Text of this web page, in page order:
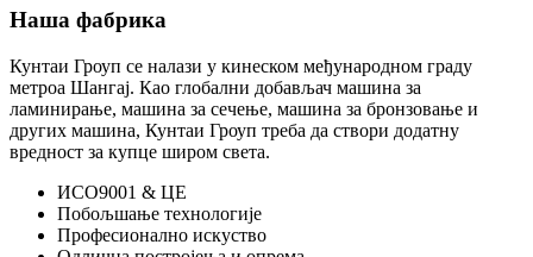
Наша фабрика
Кунтаи Гроуп се налази у кинеском међународном граду
метроа Шангај. Као глобални добављач машина за
ламинирање, машина за сечење, машина за бронзовање и
других машина, Кунтаи Гроуп треба да створи додатну
вредност за купце широм света.
ИСО9001 & ЦЕ
Побољшање технологије
Професионално искуство